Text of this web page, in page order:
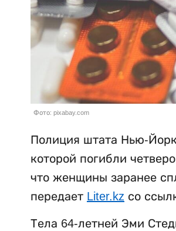
Фото: pixabay.com
Полиция штата Нью-
которой погибли
что женщины заранее
передает Liter.kz со
Тела 64-летней Эми